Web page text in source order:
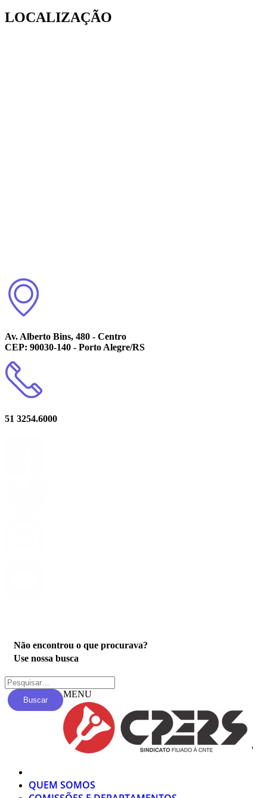
LOCALIZAÇÃO
Av. Alberto Bins, 480 - Centro
CEP: 90030-140 - Porto Alegre/RS
51 3254.6000
Não encontrou o que procurava?
Use nossa busca
Buscar
MENU
'
QUEM SOMOS